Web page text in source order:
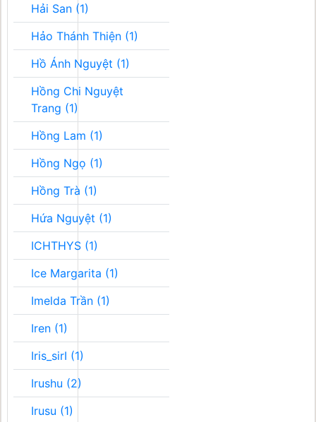
Hải San (1)
Hảo Thánh Thiện (1)
Hồ Ánh Nguyệt (1)
Hồng Chi Nguyệt
Trang (1)
Hồng Lam (1)
Hồng Ngọ (1)
Hồng Trà (1)
Hứa Nguyệt (1)
ICHTHYS (1)
Ice Margarita (1)
Imelda Trần (1)
Iren (1)
Iris_sirI (1)
Irushu (2)
Irusu (1)